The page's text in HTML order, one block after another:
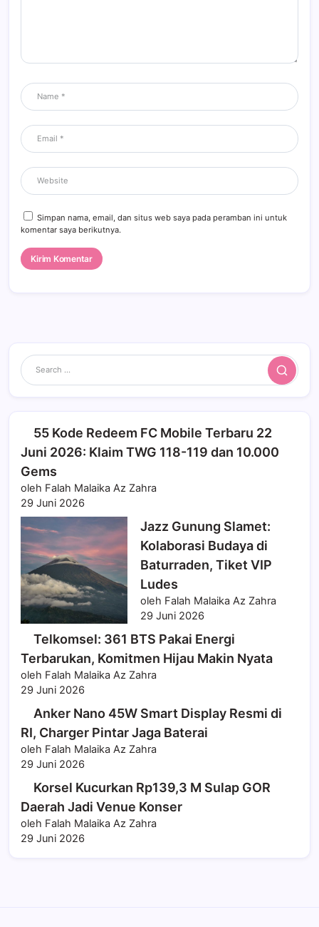
Simpan nama, email, dan situs web saya pada peramban ini untuk
komentar saya berikutnya.
Search
55 Kode Redeem FC Mobile Terbaru 22
Juni 2026: Klaim TWG 118-119 dan 10.000
Gems
oleh Falah Malaika Az Zahra
29 Juni 2026
Jazz Gunung Slamet:
Kolaborasi Budaya di
Baturraden, Tiket VIP
Ludes
oleh Falah Malaika Az Zahra
29 Juni 2026
Telkomsel: 361 BTS Pakai Energi
Terbarukan, Komitmen Hijau Makin Nyata
oleh Falah Malaika Az Zahra
29 Juni 2026
Anker Nano 45W Smart Display Resmi di
RI, Charger Pintar Jaga Baterai
oleh Falah Malaika Az Zahra
29 Juni 2026
Korsel Kucurkan Rp139,3 M Sulap GOR
Daerah Jadi Venue Konser
oleh Falah Malaika Az Zahra
29 Juni 2026